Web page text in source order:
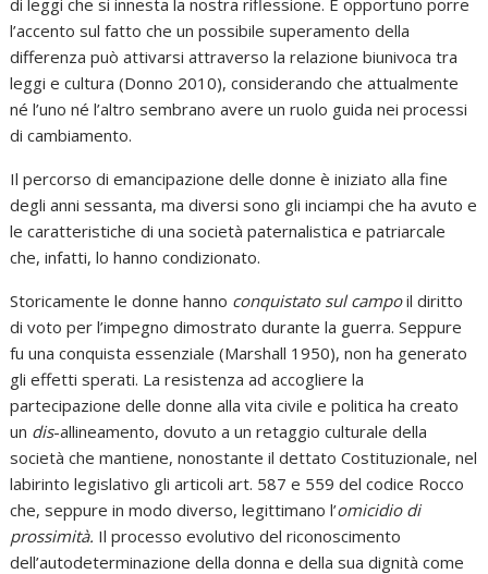
l’accento sul fatto che un possibile superamento della
differenza può attivarsi attraverso la relazione biunivoca tra
leggi e cultura (Donno 2010), considerando che attualmente
né l’uno né l’altro sembrano avere un ruolo guida nei processi
di cambiamento.
Il percorso di emancipazione delle donne è iniziato alla fine
degli anni sessanta, ma diversi sono gli inciampi che ha avuto e
le caratteristiche di una società paternalistica e patriarcale
che, infatti, lo hanno condizionato.
Storicamente le donne hanno conquistato sul campoil diritto
di voto per l’impegno dimostrato durante la guerra. Seppure
fu una conquista essenziale (Marshall 1950), non ha generato
gli effetti sperati. La resistenza ad accogliere la
partecipazione delle donne alla vita civile e politica ha creato
un dis-allineamento, dovuto a un retaggio culturale della
società che mantiene, nonostante il dettato Costituzionale, nel
labirinto legislativo gli articoli art. 587 e 559 del codice Rocco
che, seppure in modo diverso, legittimano l’omicidio di
prossimità. Il processo evolutivo del riconoscimento
dell’autodeterminazione della donna e della sua dignità come